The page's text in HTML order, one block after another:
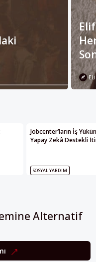
Yapay Zekâ Destekli
Alternatif